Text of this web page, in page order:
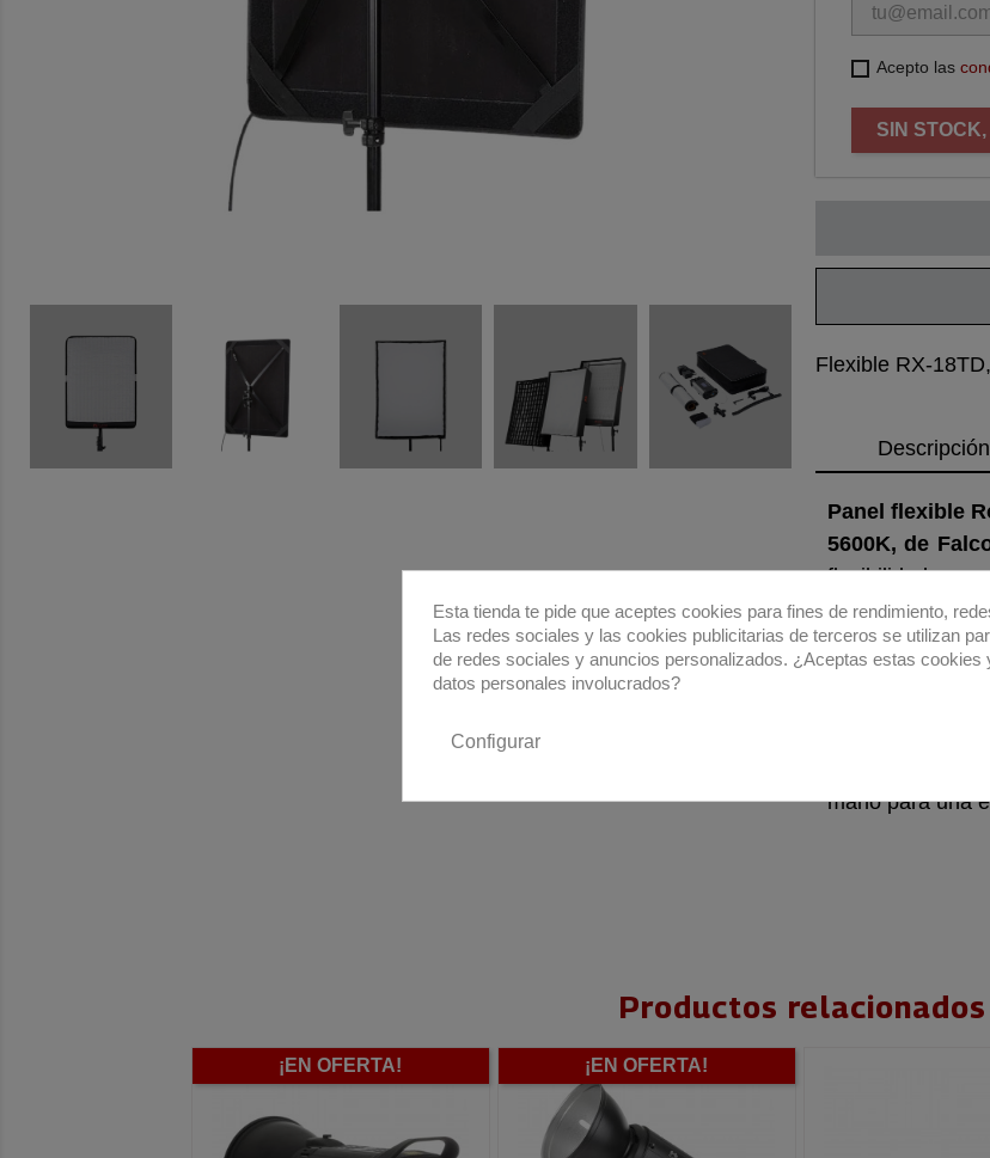
Acepto las
SIN
Flexible RX-
Panel flexible
5600K, de
flexibilidad,
cerca de un
para convertirlo
de 100W con
alimentación,
fotométricos a
2m. Indicado
mano para una
Productos relacionados
¡EN OFERTA!
Esta tienda te pide que aceptes cookies para fines de rendimiento,
Las redes sociales y las cookies publicitarias de terceros se utilizan
de redes sociales y anuncios personalizados. ¿Aceptas estas cookies
datos personales involucrados?
Configurar